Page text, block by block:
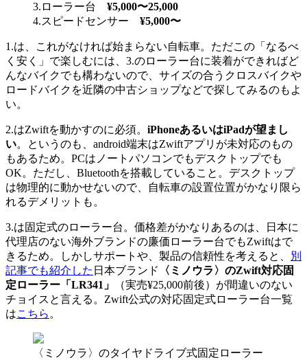
3.ローラー台 ¥5,000〜25,000
4.スピードセンサー ¥5,000〜
1.は、これがなければ始まらない自転車。ただこの「なるべ
く安く」で楽しむには、3.のローラー台に装着ができればど
んなバイクでも構わないので、サイズの合うクロスバイクや
ロードバイクを近隣の中古ショップなどで探してみるのもよ
い。
2.はZwiftを動かすのに必須。 iPhoneあるいはiPadが望まし
い。というのも、android端末はZwiftアプリが未対応のもの
もあるため。PCはノートパソコンでもデスクトップでも
OK。ただし、Bluetoothを搭載していること。デスクトップ
は物理的に動かせないので、自転車の設置位置がかなり限ら
れるデメリットも。
3.は固定式のローラー台。価格差がかなりあるのは、日本に
代理店のない海外ブランドの廉価ローラー台でもZwiftはで
きるため。しかしサポートや、製品の信頼性を考えると、
別
記事でも紹介した 日本ブランド
〈ミノウラ〉のZwift対応固
定ローラー「LR341」
（実売¥25,000前後）が間違いのない
チョイスと言える。Zwift公式の対応固定式ローラー台一覧
はこちら 。
〈ミノウラ〉のタイヤドライブ式固定ローラー